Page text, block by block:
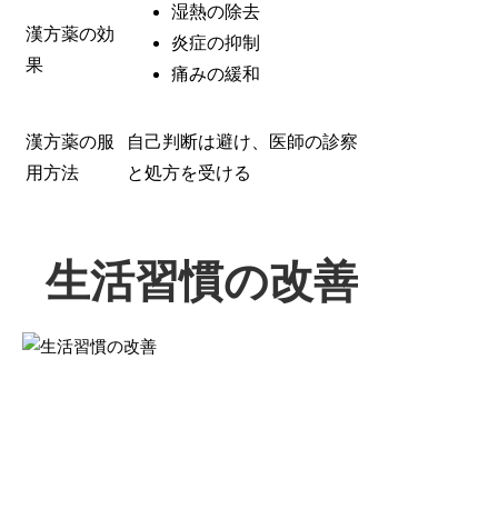
漢方薬の効
果
湿熱の除去
炎症の抑制
痛みの緩和
漢方薬の服
用方法
自己判断は避け、医師の診察
と処方を受ける
生活習慣の改善